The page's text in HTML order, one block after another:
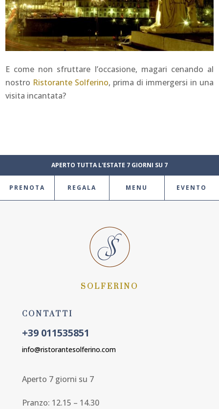
E come non sfruttare l’occasione, magari cenando al
nostro Ristorante Solferino, prima di immergersi in una
visita incantata?
APERTO TUTTA L'ESTATE 7 GIORNI SU 7
PRENOTA REGALA MENU EVENTO
SOLFERINO
CONTATTI
+39 011535851
info@ristorantesolferino.com
Aperto 7 giorni su 7
Pranzo: 12.15 – 14.30